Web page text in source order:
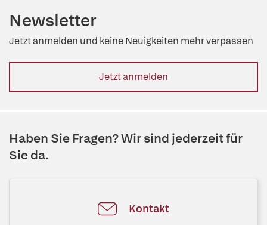
Newsletter
Jetzt anmelden und keine Neuigkeiten mehr verpassen
Jetzt anmelden
Haben Sie Fragen? Wir sind jederzeit für
Sie da.
Kontakt